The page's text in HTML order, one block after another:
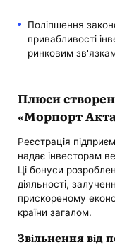
Поліпшення
привабливості
ринковим
Плюси
«Морпорт
Реєстрація
надає інвесторам
Ці бонуси
діяльності,
прискореному
країни загалом.
Звільнення від